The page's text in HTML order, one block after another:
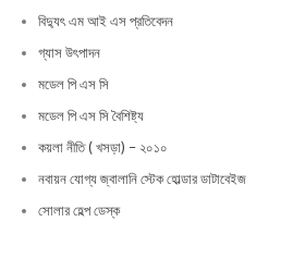
বিদ্যুৎ এম আই এস প্রতিবেদন
গ্যাস উৎপাদন
মডেল পি এস সি
মডেল পি এস সি বৈশিষ্ট্য
কয়লা নীতি ( খসড়া) – ২০১০
নবায়ন যোগ্য জ্বালানি স্টেক হোল্ডার ডাটাবেইজ
সোলার হেল্প ডেস্ক